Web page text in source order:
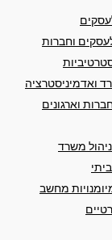
וחברות
ואדמיניסטרציה
וארגונים
משרד
מחשב